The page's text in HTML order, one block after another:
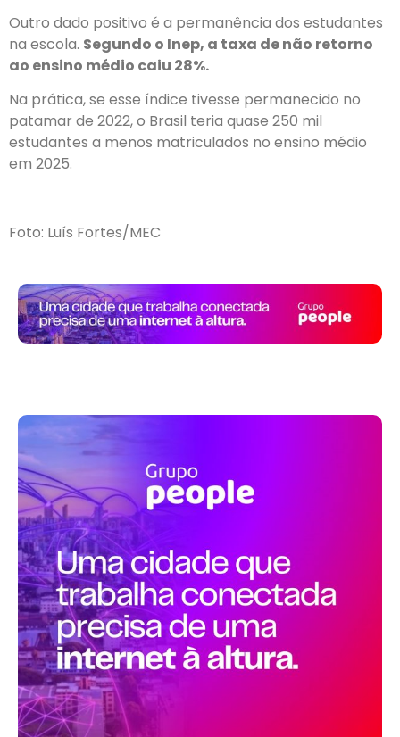
Outro dado positivo é a permanência dos estudantes
na escola. Segundo o Inep, a taxa de não retorno
ao ensino médio caiu 28%.
Na prática, se esse índice tivesse permanecido no
patamar de 2022, o Brasil teria quase 250 mil
estudantes a menos matriculados no ensino médio
em 2025.
Foto: Luís Fortes/MEC